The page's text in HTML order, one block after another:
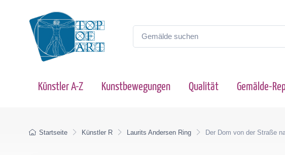
Künstler A-Z Kunstbewegungen Qualität Gemälde-
Startseite Künstler R Laurits Andersen Ring Der Dom von der Straße